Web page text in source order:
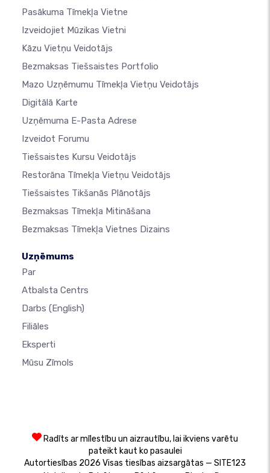
Pasākuma Tīmekļa Vietne
Izveidojiet Mūzikas Vietni
Kāzu Vietņu Veidotājs
Bezmaksas Tiešsaistes Portfolio
Mazo Uzņēmumu Tīmekļa Vietņu Veidotājs
Digitālā Karte
Uzņēmuma E-Pasta Adrese
Izveidot Forumu
Tiešsaistes Kursu Veidotājs
Restorāna Tīmekļa Vietņu Veidotājs
Tiešsaistes Tikšanās Plānotājs
Bezmaksas Tīmekļa Mitināšana
Bezmaksas Tīmekļa Vietnes Dizains
Uzņēmums
Par
Atbalsta Centrs
Darbs (English)
Filiāles
Eksperti
Mūsu Zīmols
Radīts ar mīlestību un aizrautību, lai ikviens varētu
pateikt kaut ko pasaulei
Autortiesības 2026 Visas tiesības aizsargātas — SITE123